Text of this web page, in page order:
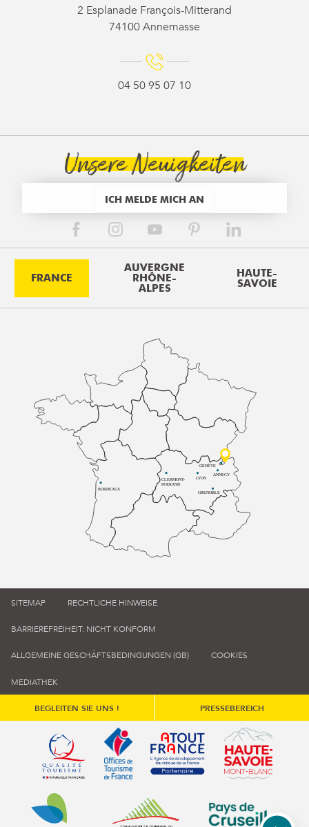
2 Esplanade François-Mitterand
74100 Annemasse
04 50 95 07 10
Unsere Neuigkeiten
ICH MELDE MICH AN
FRANCE
AUVERGNE
RHÔNE-
ALPES
HAUTE-
SAVOIE
BORDEAUX
CLERMONT-
FERRAND
LYON
ANNECY
GRENOBLE
GENÈVE
SITEMAP RECHTLICHE HINWEISE
BARRIEREFREIHEIT: NICHT KONFORM
ALLGEMEINE GESCHÄFTSBEDINGUNGEN (GB) COOKIES
MEDIATHEK
BEGLEITEN SIE UNS ! PRESSEBEREICH
Qualité tourisme (s'ouvre dans une nouvelle fenêtre)
Office de tourisme de France (s'ouvre
Atout France (s'ouvre dans
Annemasse Agglo (s'ouvre dans une nouvelle fenêtre)
Communauté de communes du
Communauté de